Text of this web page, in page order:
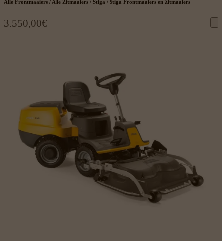
Alle Frontmaaiers / Alle Zitmaaiers / Stiga / Stiga Frontmaaiers en Zitmaaiers
3.550,00€